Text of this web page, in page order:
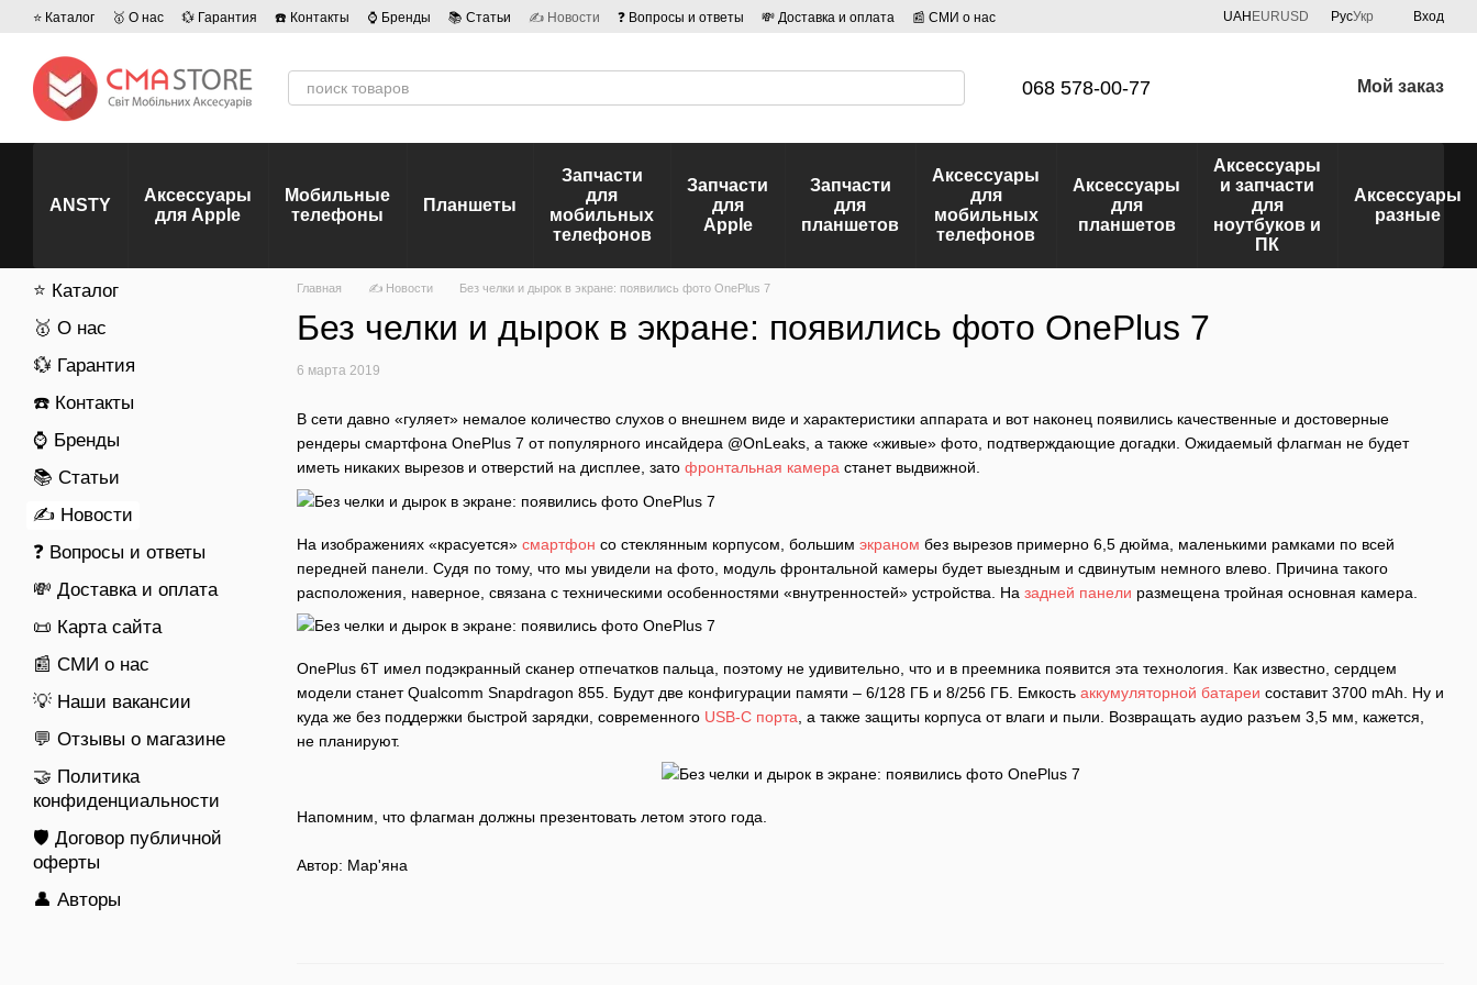
Перейти к основному контенту
⭐ Каталог 🥇 О нас 💱 Гарантия ☎️ Контакты ⌚ Бренды 📚 Статьи ✍ Новости ❓ Вопросы и ответы 💸 Доставка и оплата
📰 СМИ о нас
UAH EURUSD РусУкр Вход
068 578-00-77 Мой заказ
ANSTY
Аксессуары
для Apple
Мобильные
телефоны
Планшеты
Запчасти
для
мобильных
телефонов
Запчасти
для
Apple
Запчасти
для
планшетов
Аксессуары
для
мобильных
телефонов
Аксессуары
для
планшетов
Аксессуары
и запчасти
для
ноутбуков и
ПК
Аксессуары
разные
Главная ✍ Новости Без челки и дырок в экране: появились фото OnePlus 7
Без челки и дырок в экране: появились фото OnePlus 7
6 марта 2019
В сети давно «гуляет» немалое количество слухов о внешнем виде и характеристики аппарата и вот наконец появились качественные и достоверные
рендеры смартфона OnePlus 7 от популярного инсайдера @OnLeaks, а также «живые» фото, подтверждающие догадки. Ожидаемый флагман не будет
иметь никаких вырезов и отверстий на дисплее, зато фронтальная камера станет выдвижной.
На изображениях «красуется» смартфон со стеклянным корпусом, большим экраном без вырезов примерно 6,5 дюйма, маленькими рамками по всей
передней панели. Судя по тому, что мы увидели на фото, модуль фронтальной камеры будет выездным и сдвинутым немного влево. Причина такого
расположения, наверное, связана с техническими особенностями «внутренностей» устройства. На задней панели размещена тройная основная камера.
OnePlus 6T имел подэкранный сканер отпечатков пальца, поэтому не удивительно, что и в преемника появится эта технология. Как известно, сердцем
модели станет Qualcomm Snapdragon 855. Будут две конфигурации памяти – 6/128 ГБ и 8/256 ГБ. Емкость аккумуляторной батареи составит 3700 mAh. Ну и
куда же без поддержки быстрой зарядки, современного USB-C порта , а также защиты корпуса от влаги и пыли. Возвращать аудио разъем 3,5 мм, кажется,
не планируют.
Напомним, что флагман должны презентовать летом этого года.
Автор: Мар'яна
⭐ Каталог
🥇 О нас
💱 Гарантия
☎️ Контакты
⌚ Бренды
📚 Статьи
✍ Новости
❓ Вопросы и ответы
💸 Доставка и оплата
📜 Карта сайта
📰 СМИ о нас
💡 Наши вакансии
💬 Отзывы о магазине
🤝 Политика
конфиденциальности
🛡️ Договор публичной
оферты
👤 Авторы